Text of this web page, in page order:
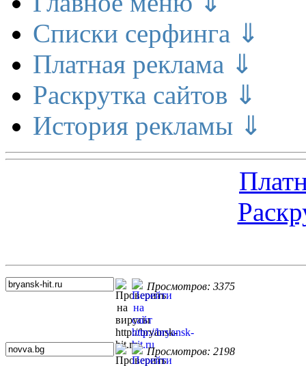
Списки серфинга ⇓
Платная реклама ⇓
Раскрутка сайтов ⇓
История рекламы ⇓
Просмотров: 3375
Просмотров: 2198